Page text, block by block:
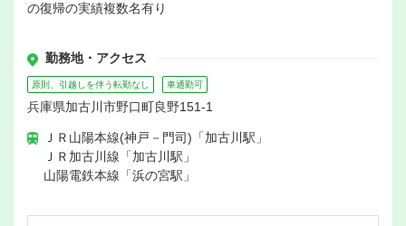
の復帰の実績複数名有り
勤務地・アクセス
原則、引越しを伴う転勤なし 車通勤可
兵庫県加古川市野口町良野151-1
ＪＲ山陽本線(神戸－門司)「加古川駅」
ＪＲ加古川線「加古川駅」
山陽電鉄本線「浜の宮駅」